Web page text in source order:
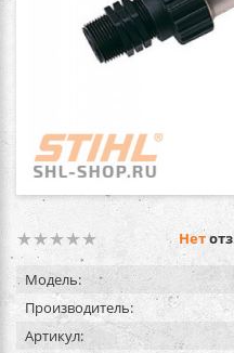
Нет
Модель:
Производитель:
Артикул: